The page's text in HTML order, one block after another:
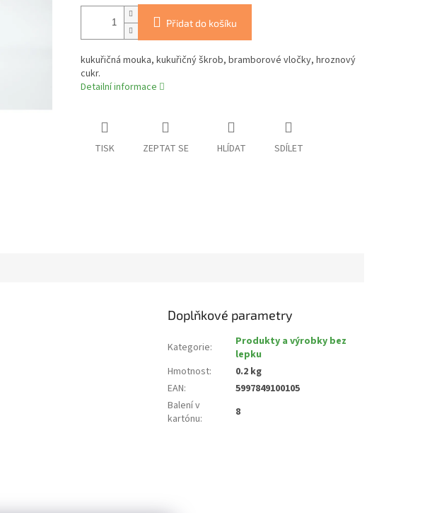
Přidat do košíku
kukuřičná mouka, kukuřičný škrob, bramborové vločky, hroznový
cukr.
Detailní informace
TISK ZEPTAT SE HLÍDAT SDÍLET
Doplňkové parametry
Kategorie:
Produkty a výrobky bez
lepku
Hmotnost:
0.2 kg
EAN:
5997849100105
Balení v
kartónu: 8